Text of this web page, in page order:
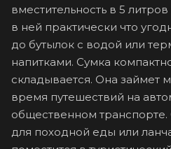
вместительность в 5
в ней практически что
до бутылок с водой или
напитками. Сумка
складывается. Она займет
время путешествий на
общественном
для походной еды или